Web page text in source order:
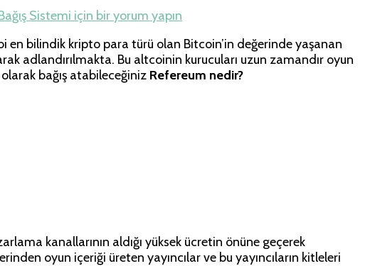
Sistemi için bir yorum yapın
en bilindik kripto para türü olan Bitcoin’in değerinde yaşanan
adlandırılmakta. Bu altcoinin kurucuları uzun zamandır oyun
bağış atabileceğiniz Refereum nedir?
kanallarının aldığı yüksek ücretin önüne geçerek
oyun içeriği üreten yayıncılar ve bu yayıncıların kitleleri